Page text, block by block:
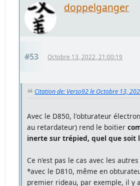
doppelganger
#53 Octobre 13, 2022, 21:00:19
Citation de: Verso92 le Octobre 13,
Avec le D850, l'obturateur
au retardateur) rend le boitier
inerte sur trépied, quel que soit
Ce n'est pas le cas avec les
*avec le D810, même en
premier rideau, par exemple, il y